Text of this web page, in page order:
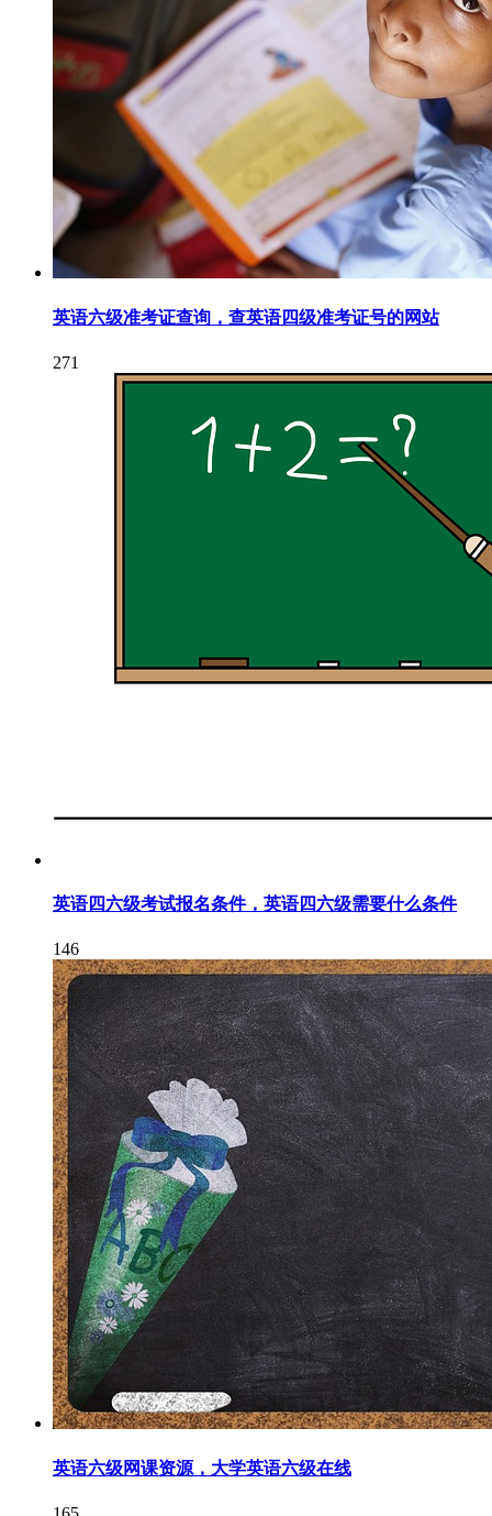
英语六级准考证查询，查英语四级准考证号的网站
271
英语四六级考试报名条件，英语四六级需要什么条件
146
英语六级网课资源，大学英语六级在线